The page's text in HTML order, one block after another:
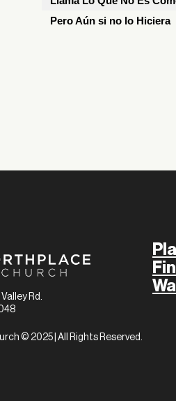
Pero Aún si no lo Hiciera
Rd.
© 2025 | All Rights Reserved.